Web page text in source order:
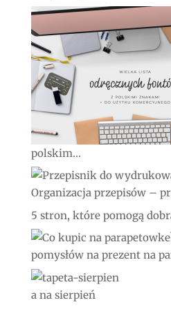
polskim...
Organizacja przepisów –
5 stron, które pomogą
pomysłów na prezent na
a na sierpień